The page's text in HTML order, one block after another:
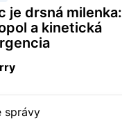
je drsná milenka:
a kinetická
správy